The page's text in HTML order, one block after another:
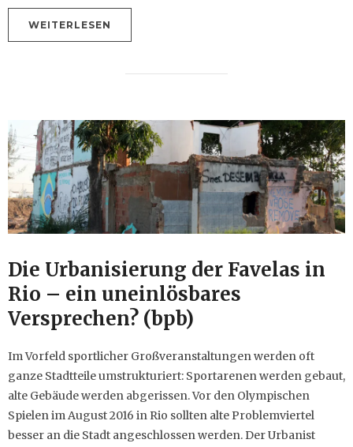
WEITERLESEN
Die Urbanisierung der Favelas in
Rio – ein uneinlösbares
Versprechen? (bpb)
Im Vorfeld sportlicher Großveranstaltungen werden oft
ganze Stadtteile umstrukturiert: Sportarenen werden gebaut,
alte Gebäude werden abgerissen. Vor den Olympischen
Spielen im August 2016 in Rio sollten alte Problemviertel
besser an die Stadt angeschlossen werden. Der Urbanist